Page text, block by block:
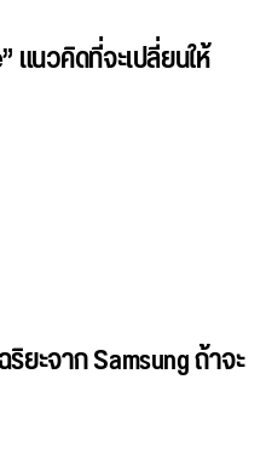
แนวคิดที่จะเปลี่ยนให้
ยะจาก Samsung ถ้าจะ